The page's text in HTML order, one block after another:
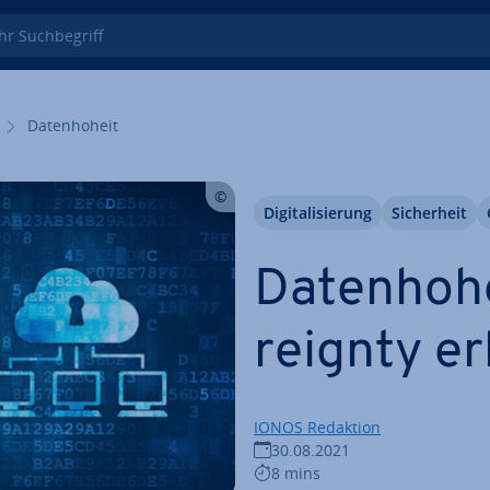
Such­be­griff
Da­ten­ho­heit
reig­n­ty
IONOS Redaktion
30.08.2021
8 mins
Di­gi­ta­li­sie­rung Si­cher­heit